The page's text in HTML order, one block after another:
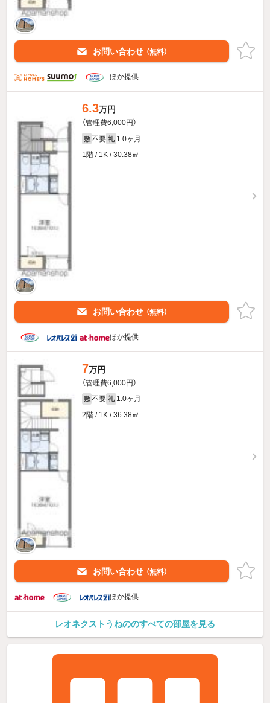
お問い合わせ （無料）
ほか提供
6.3万円
（管理費6,000円）
敷 不要 礼 1.0ヶ月
1階 / 1K / 30.38㎡
お問い合わせ （無料）
ほか提供
7万円
（管理費6,000円）
敷 不要 礼 1.0ヶ月
2階 / 1K / 36.38㎡
お問い合わせ （無料）
ほか提供
レオネクストうねののすべての部屋を見る